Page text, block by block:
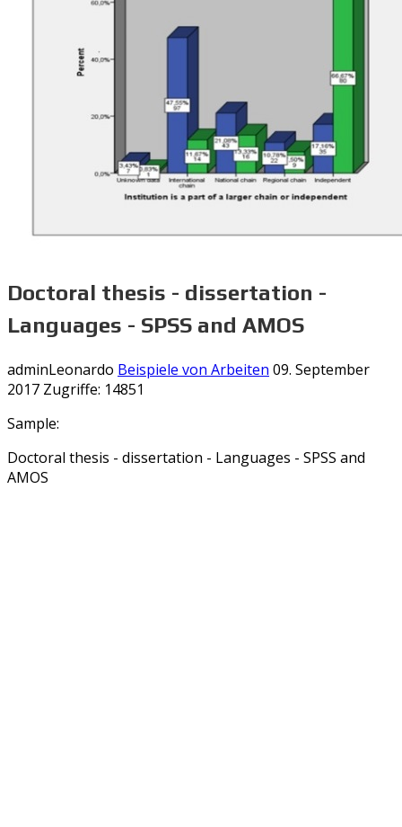
Doctoral thesis - dissertation -
Languages - SPSS and AMOS
adminLeonardo Beispiele von Arbeiten 09. September
2017 Zugriffe: 14851
Sample:
Doctoral thesis - dissertation - Languages - SPSS and
AMOS